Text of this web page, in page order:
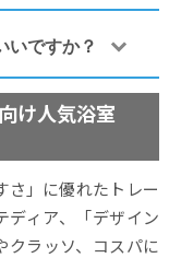
いですか？
け人気浴室
さ」に優れたトレー
ディア、「デザイン
クラッソ、コスパに